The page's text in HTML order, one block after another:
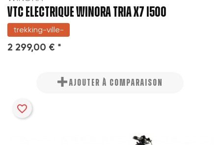
VTC ELECTRIQUE WINORA TRIA X7 I500
trekking-ville-
2 299,00 € *
AJOUTER À COMPARAISON
favorite_border